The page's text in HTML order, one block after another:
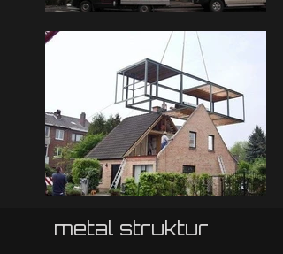
metal struktur